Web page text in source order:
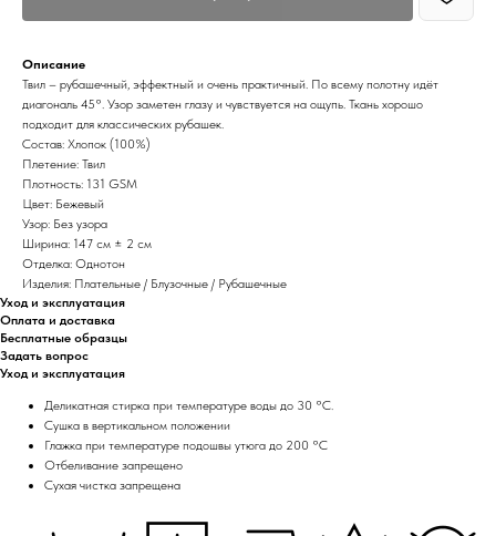
Описание
Твил – рубашечный, эффектный и очень практичный. По всему полотну идёт
диагональ 45°. Узор заметен глазу и чувствуется на ощупь. Ткань хорошо
подходит для классических рубашек.
Состав: Хлопок (100%)
Плетение: Твил
Плотность: 131 GSM
Цвет: Бежевый
Узор: Без узора
Ширина: 147 см ± 2 см
Отделка: Однотон
Изделия: Плательные / Блузочные / Рубашечные
Уход и эксплуатация
Оплата и доставка
Бесплатные образцы
Задать вопрос
Уход и эксплуатация
Деликатная стирка при температуре воды до 30 °C.
Сушка в вертикальном положении
Глажка при температуре подошвы утюга до 200 °C
Отбеливание запрещено
Сухая чистка запрещена